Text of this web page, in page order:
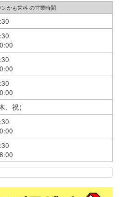
かも歯科 の営業時間
、祝）